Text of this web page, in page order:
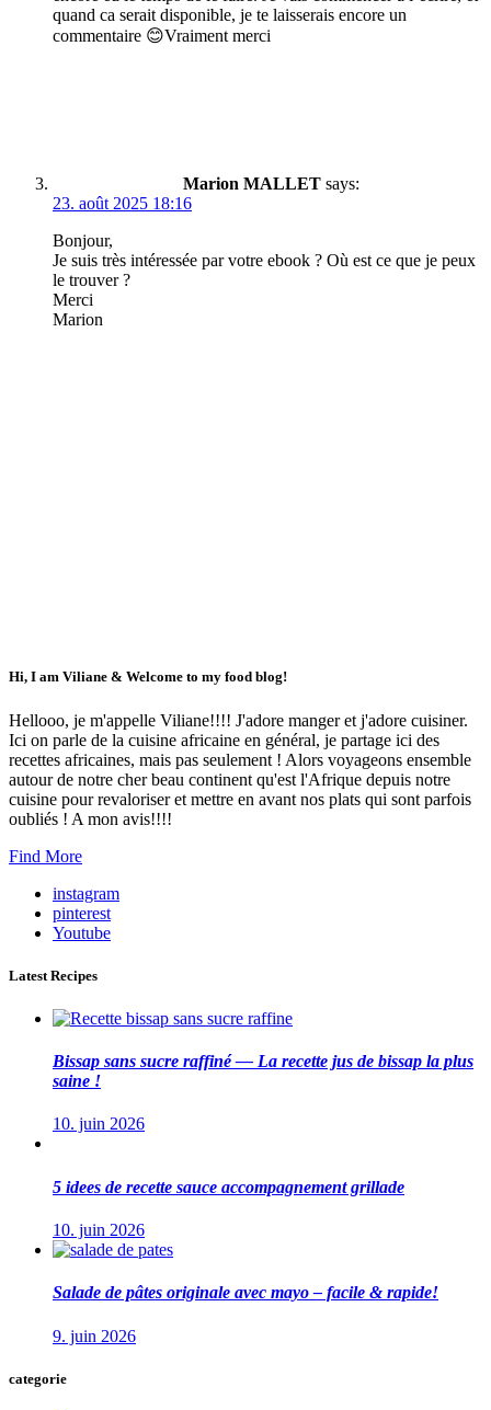
quand ca serait disponible, je te laisserais encore un
commentaire 😊Vraiment merci
Marion MALLET says:
23. août 2025 18:16
Bonjour,
Je suis très intéressée par votre ebook ? Où est ce que je peux
le trouver ?
Merci
Marion
Hi, I am Viliane & Welcome to my food blog!
Hellooo, je m'appelle Viliane!!!! J'adore manger et j'adore cuisiner.
Ici on parle de la cuisine africaine en général, je partage ici des
recettes africaines, mais pas seulement ! Alors voyageons ensemble
autour de notre cher beau continent qu'est l'Afrique depuis notre
cuisine pour revaloriser et mettre en avant nos plats qui sont parfois
oubliés ! A mon avis!!!!
Find More
instagram
pinterest
Youtube
Latest Recipes
Bissap sans sucre raffiné — La recette jus de bissap la plus
saine !
10. juin 2026
5 idees de recette sauce accompagnement grillade
10. juin 2026
Salade de pâtes originale avec mayo – facile & rapide!
9. juin 2026
categorie